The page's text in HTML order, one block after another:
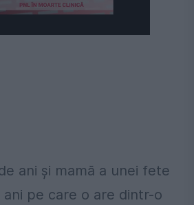
ani şi mamă a unei fete
pe care o are dintr-o